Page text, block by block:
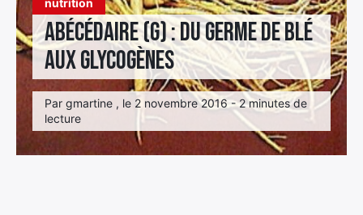
nutrition
Abécédaire (G) : Du Germe de blé
aux Glycogènes
Par gmartine , le 2 novembre 2016 - 2 minutes de
lecture